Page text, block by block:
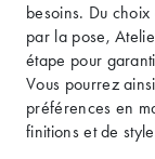
besoins. Du
par la pose,
étape pour
Vous pourrez
préférences en
finitions et de